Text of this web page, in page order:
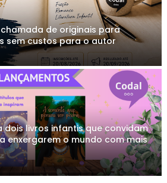
de originais para
sem custos para o autor
dois livros infantis que convidam
enxergarem o mundo com mais